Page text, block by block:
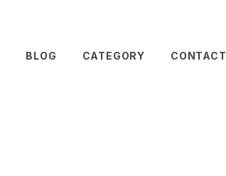
BLOG CATEGORY CONTACT